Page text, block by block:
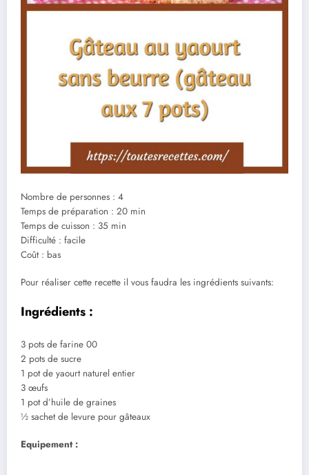
Nombre de personnes : 4
Temps de préparation : 20 min
Temps de cuisson : 35 min
Difficulté : facile
Coût : bas
Pour réaliser cette recette il vous faudra les ingrédients suivants:
Ingrédients :
3 pots de farine 00
2 pots de sucre
1 pot de yaourt naturel entier
3 œufs
1 pot d’huile de graines
½ sachet de levure pour gâteaux
Equipement :